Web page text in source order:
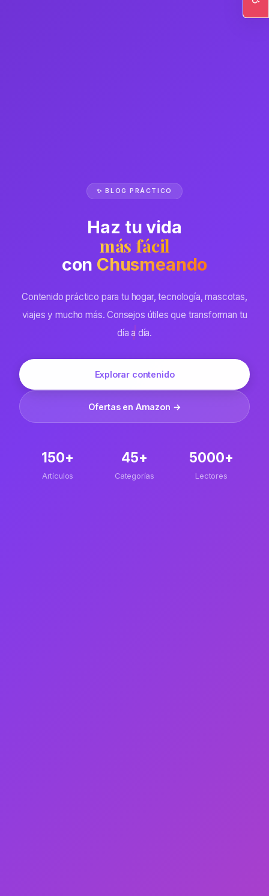
✨ BLOG PRÁCTICO
Haz tu vida
más fácil
con Chusmeando
Contenido práctico para tu hogar, tecnología, mascotas,
viajes y mucho más. Consejos útiles que transforman tu
día a día.
Explorar contenido
Ofertas en Amazon →
150+
Artículos
45+
Categorías
5000+
Lectores